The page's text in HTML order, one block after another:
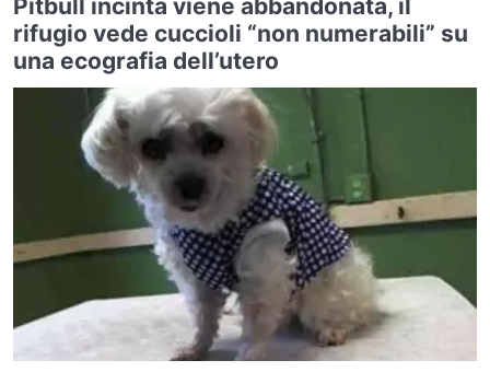
Pitbull incinta viene abbandonata, il
rifugio vede cuccioli “non numerabili” su
una ecografia dell’utero